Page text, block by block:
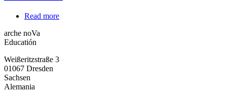
Read more
arche noVa
Educatión
Weißeritzstraße 3
01067 Dresden
Sachsen
Alemania